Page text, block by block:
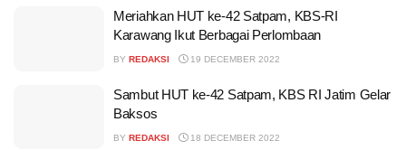
Meriahkan HUT ke-42 Satpam, KBS-RI
Karawang Ikut Berbagai Perlombaan
BY REDAKSI 19 DECEMBER 2022
Sambut HUT ke-42 Satpam, KBS RI Jatim Gelar
Baksos
BY REDAKSI 18 DECEMBER 2022